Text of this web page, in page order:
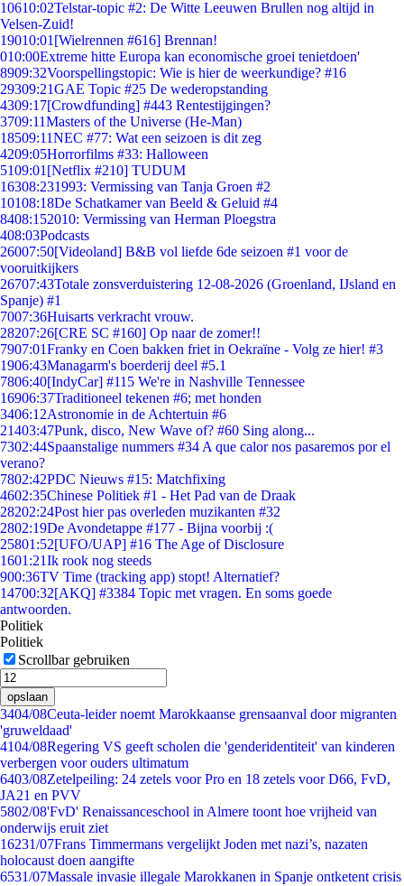
10610:02Telstar-topic #2: De Witte Leeuwen Brullen nog altijd in
Velsen-Zuid!
19010:01 [Wielrennen #616] Brennan!
010:00Extreme hitte Europa kan economische groei tenietdoen'
8909:32Voorspellingstopic: Wie is hier de weerkundige? #16
29309:21GAE Topic #25 De wederopstanding
4309:17[Crowdfunding] #443 Rentestijgingen?
3709:11Masters of the Universe (He-Man)
18509:11NEC #77: Wat een seizoen is dit zeg
4209:05Horrorfilms #33: Halloween
5109:01 [Netflix #210] TUDUM
16308:231993: Vermissing van Tanja Groen #2
10108:18De Schatkamer van Beeld & Geluid #4
8408:152010: Vermissing van Herman Ploegstra
408:03Podcasts
26007:50[Videoland] B&B vol liefde 6de seizoen #1 voor de
vooruitkijkers
26707:43Totale zonsverduistering 12-08-2026 (Groenland, IJsland en
Spanje) #1
7007:36Huisarts verkracht vrouw.
28207:26[CRE SC #160] Op naar de zomer!!
7907:01Franky en Coen bakken friet in Oekraïne - Volg ze hier! #3
1906:43Managarm's boerderij deel #5.1
7806:40[IndyCar] #115 We're in Nashville Tennessee
16906:37Traditioneel tekenen #6; met honden
3406:12Astronomie in de Achtertuin #6
21403:47Punk, disco, New Wave of? #60 Sing along...
7302:44Spaanstalige nummers #34 A que calor nos pasaremos por el
verano?
7802:42PDC Nieuws #15: Matchfixing
4602:35Chinese Politiek #1 - Het Pad van de Draak
28202:24Post hier pas overleden muzikanten #32
2802:19De Avondetappe #177 - Bijna voorbij :(
25801:52[UFO/UAP] #16 The Age of Disclosure
1601:21Ik rook nog steeds
900:36TV Time (tracking app) stopt! Alternatief?
14700:32[AKQ] #3384 Topic met vragen. En soms goede
antwoorden.
Politiek
Politiek
Scrollbar gebruiken
opslaan
3404/08Ceuta-leider noemt Marokkaanse grensaanval door migranten
'gruweldaad'
4104/08Regering VS geeft scholen die 'genderidentiteit' van kinderen
verbergen voor ouders ultimatum
6403/08Zetelpeiling: 24 zetels voor Pro en 18 zetels voor D66, FvD,
JA21 en PVV
5802/08'FvD' Renaissanceschool in Almere toont hoe vrijheid van
onderwijs eruit ziet
16231/07Frans Timmermans vergelijkt Joden met nazi’s, nazaten
holocaust doen aangifte
6531/07Massale invasie illegale Marokkanen in Spanje ontketent crisis